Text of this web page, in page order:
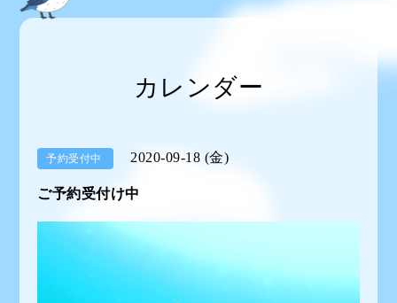
カレンダー
予約受付中 2020-09-18 (金)
ご予約受付け中